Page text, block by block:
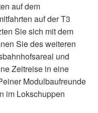
auf dem
auf der T3
Sie sich mit dem
Sie des weiteren
und
Zeitreise in eine
Modulbaufreunde
im Lokschuppen